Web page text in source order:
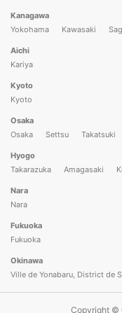
Kanagawa
Yokohama
Kawasaki
Aichi
Kariya
Kyoto
Kyoto
Osaka
Osaka
Settsu Takatsuki
Hyogo
Takarazuka
Amagasaki
Nara
Nara
Fukuoka
Fukuoka
Okinawa
Ville de Yonabaru, District de
Copyright ©